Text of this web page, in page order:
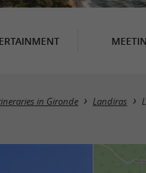
in Gironde Landiras